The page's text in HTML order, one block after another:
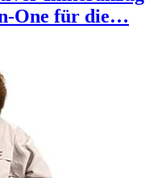
One für die…